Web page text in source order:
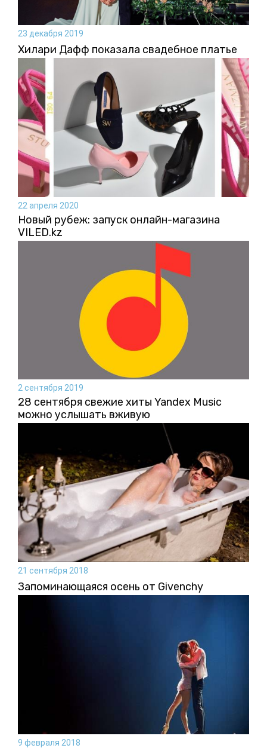
23 декабря 2019
Хилари Дафф показала свадебное платье
22 апреля 2020
Новый рубеж: запуск онлайн-магазина
VILED.kz
2 сентября 2019
28 сентября свежие хиты Yandex Music
можно услышать вживую
21 сентября 2018
Запоминающаяся осень от Givenchy
9 февраля 2018